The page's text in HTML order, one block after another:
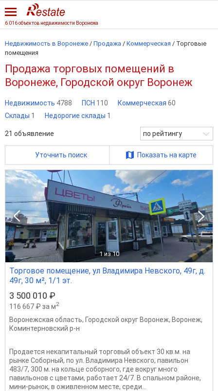
6 016 объектов недвижимости Воронежа
Недвижимость в Воронеже / Продажа / Коммерческая / Торговые
помещения
Продажа торговых помещений в
Воронеже, Городской округ Воронеж
Недвижимость 4788 ПСН 110 Коммерческая 60
Склады 1 Недорогие склады 1
21 объявление по рейтингу
Уточнить поиск Показать на карте
1 из 10
Торговое помещение, ул Владимира Невского, 49г, д.
49г, 30 м², 1/1 эт.
3 500 010 ₽
116 667 ₽ за м2
Воронежская область, Городской округ Воронеж, Воронеж,
Коминтерновский р-н
Продается некапитальный торговый объект 30 кв.м. на
рынке Соборный, по ул. Владимира Невского, павильон
483/7, 300 м. на кольце соборного, где вокруг много
павильонов с цветами, работает 24/7. В спальном районе,
мини-рынок, в оживленном месте, среди...